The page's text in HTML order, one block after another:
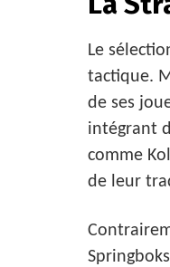
Le
tactique.
de ses
intégrant
comme
de leur